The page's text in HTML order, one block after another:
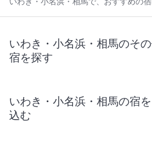
いわき・小名浜・相馬のそ
宿を探す
いわき・小名浜・相馬の宿
込む